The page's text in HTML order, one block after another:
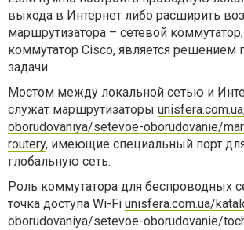
выхода в Интернет либо расширить
маршрутизатора – сетевой
коммутатор Cisco, является решением
задачи.
Мостом между локальной сетью и
служат маршрутизаторы
oborudovaniya/setevoe-oborudovanie/
routery, имеющие специальный порт
глобальную сеть.
Роль коммутатора для беспроводных
точка доступа Wi-Fi unisfera.com.ua/
oborudovaniya/setevoe-oborudovanie/